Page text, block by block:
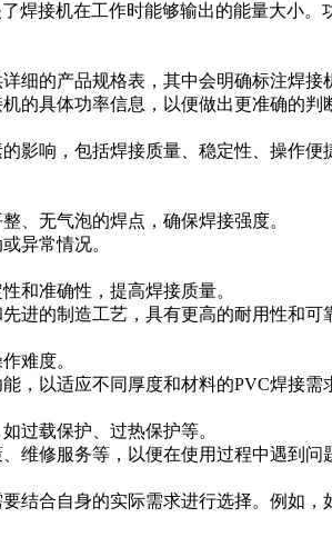
接机在工作时能够输出的能量大小。
的产品规格表，其中会明确标注焊接
具体功率信息，以便做出更准确的判
响，包括焊接质量、稳定性、操作便
无气泡的焊点，确保焊接强度。
异常情况。
准确性，提高焊接质量。
的制造工艺，具有更高的耐用性和可
难度。
以适应不同厚度和材料的PVC焊接需
载保护、过热保护等。
修服务等，以便在使用过程中遇到问
合自身的实际需求进行选择。例如，